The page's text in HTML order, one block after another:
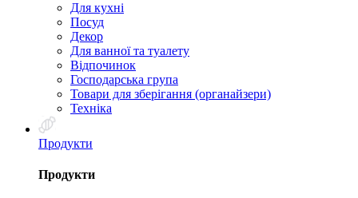
Для кухні
Посуд
Декор
Для ванної та туалету
Відпочинок
Господарська група
Товари для зберігання (органайзери)
Техніка
Продукти
Продукти